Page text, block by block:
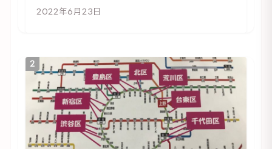
2022年6月23日
2